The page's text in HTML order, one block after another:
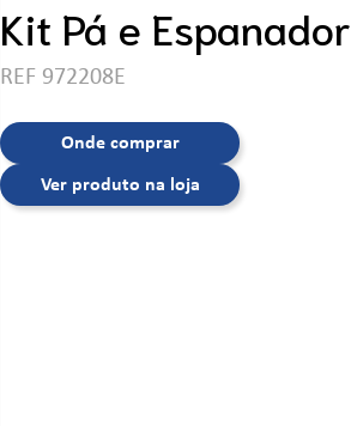
Kit Pá e Espanador
REF 972208E
Onde comprar
Ver produto na loja